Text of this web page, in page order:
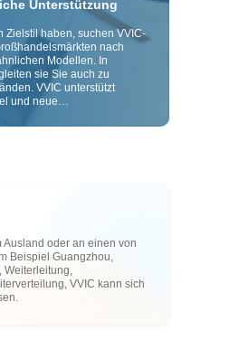
Unterstützung
Zielstil haben, suchen VVIC-
nach
Modellen. In
sie Sie auch zu
VVIC unterstützt
und neue
Bild oder Muster, damit Ihre
oder an einen von
Beispiel Guangzhou,
Weiterleitung,
VVIC kann sich